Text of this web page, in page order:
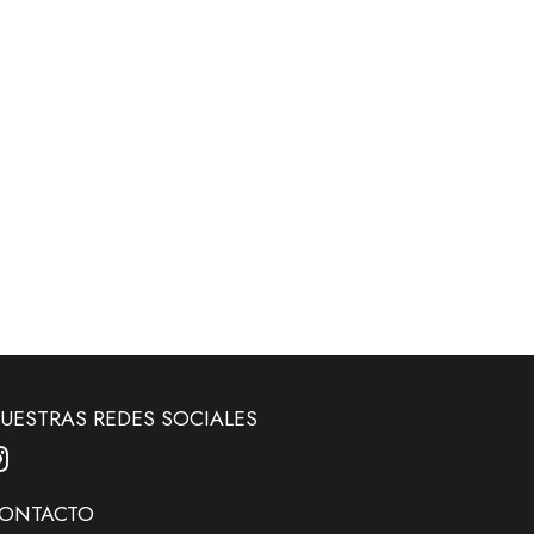
REDES SOCIALES